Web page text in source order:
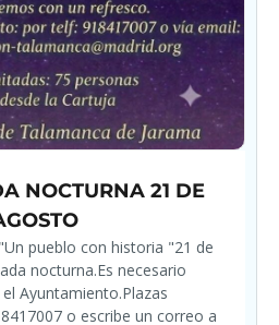
NOCTURNA 21 DE
pueblo con historia "21 de
nocturna.Es necesario
Ayuntamiento.Plazas
o escribe un correo a